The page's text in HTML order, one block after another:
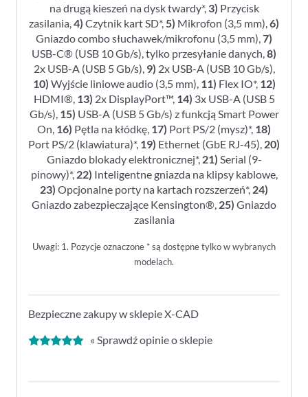
na drugą kieszeń na dysk twardy*, 3) Przycisk
zasilania, 4) Czytnik kart SD*, 5) Mikrofon (3,5 mm), 6)
Gniazdo combo słuchawek/mikrofonu (3,5 mm), 7)
USB-C® (USB 10 Gb/s), tylko przesyłanie danych, 8)
2x USB-A (USB 5 Gb/s), 9) 2x USB-A (USB 10 Gb/s),
10) Wyjście liniowe audio (3,5 mm), 11) Flex IO*, 12)
HDMI®, 13) 2x DisplayPort™, 14) 3x USB-A (USB 5
Gb/s), 15) USB-A (USB 5 Gb/s) z funkcją Smart Power
On, 16) Pętla na kłódkę, 17) Port PS/2 (mysz)*, 18)
Port PS/2 (klawiatura)*, 19) Ethernet (GbE RJ-45), 20)
Gniazdo blokady elektronicznej*, 21) Serial (9-
pinowy)*, 22) Inteligentne gniazda na klipsy kablowe,
23) Opcjonalne porty na kartach rozszerzeń*, 24)
Gniazdo zabezpieczające Kensington®, 25) Gniazdo
zasilania
Uwagi: 1. Pozycje oznaczone * są dostępne tylko w wybranych
modelach.
Bezpieczne zakupy w sklepie X-CAD
« Sprawdź opinie o sklepie